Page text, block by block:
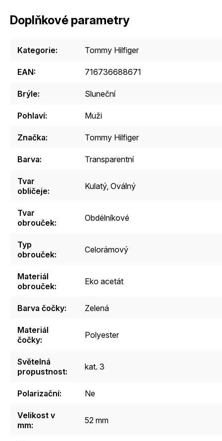
Doplňkové parametry
Kategorie: Tommy Hilfiger
EAN: 716736688671
Brýle: Sluneční
Pohlaví: Muži
Značka: Tommy Hilfiger
Barva: Transparentní
Tvar
obličeje: Kulatý, Oválný
Tvar
obrouček: Obdélníkové
Typ
obrouček: Celorámový
Materiál
obrouček: Eko acetát
Barva čočky: Zelená
Materiál
čočky: Polyester
Světelná
propustnost: kat. 3
Polarizační: Ne
Velikost v
mm: 52 mm